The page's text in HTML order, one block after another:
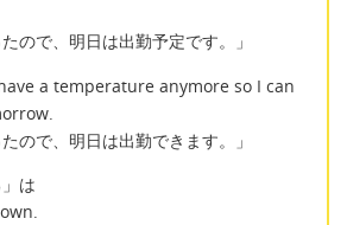
ので、明日は出勤予定です。」
a temperature anymore so I can
ので、明日は出勤できます。」
は